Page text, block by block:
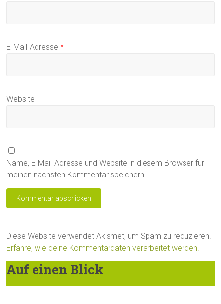
E-Mail-Adresse*
Website
Name, E-Mail-Adresse und Website in diesem Browser für
meinen nächsten Kommentar speichern.
Diese Website verwendet Akismet, um Spam zu reduzieren.
Erfahre, wie deine Kommentardaten verarbeitet werden.
Auf einen Blick